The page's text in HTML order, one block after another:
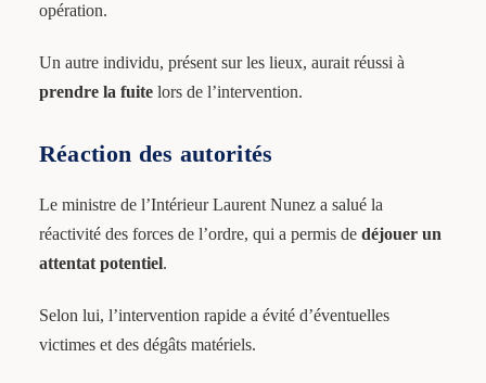
opération.
Un autre individu, présent sur les lieux, aurait réussi à
prendre la fuitelors de l’intervention.
Réaction des autorités
Le ministre de l’Intérieur Laurent Nunez a salué la
réactivité des forces de l’ordre, qui a permis de déjouer un
attentat potentiel.
Selon lui, l’intervention rapide a évité d’éventuelles
victimes et des dégâts matériels.